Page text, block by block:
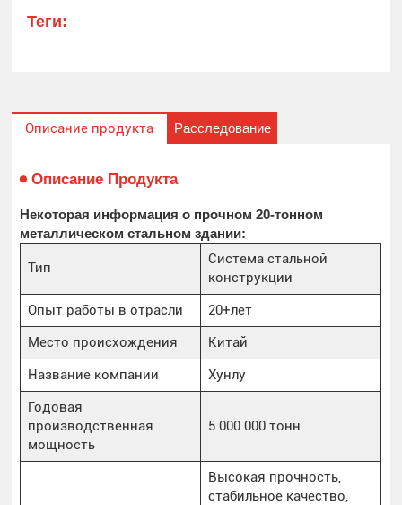
Теги:
Описание продукта Расследование
Описание Продукта
Некоторая информация о прочном 20-тонном
металлическом стальном здании:
Тип
Система стальной
конструкции
Опыт работы в отрасли
20+лет
Место происхождения
Китай
Название компании
Хунлу
Годовая
производственная
мощность
5 000 000 тонн
Высокая прочность,
стабильное качество,